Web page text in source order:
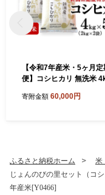
【令和7年産米・5ヶ月定
便】コシヒカリ 無洗米
g）ヤタらうんめぇお米
寄附金額 60,000円
ふるさと納税ホーム 米
じょんのびの里セット（コ
年産米[Y0466]